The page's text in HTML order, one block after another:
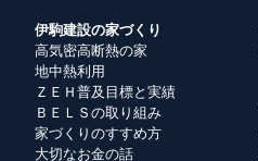
伊駒建設の家づくり
高気密高断熱の家
地中熱利用
ＺＥＨ普及目標と実績
ＢＥＬＳの取り組み
家づくりのすすめ方
大切なお金の話